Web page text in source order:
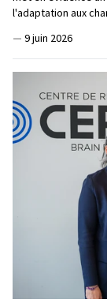
l'adaptation aux
— 9 juin 2026